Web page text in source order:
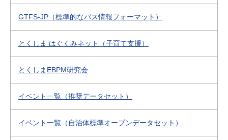
GTFS-JP（標準的なバス情報フォーマット）
とくしま はぐくみネット（子育て支援）
とくしまEBPM研究会
イベント一覧（推奨データセット）
イベント一覧（自治体標準オープンデータセット）